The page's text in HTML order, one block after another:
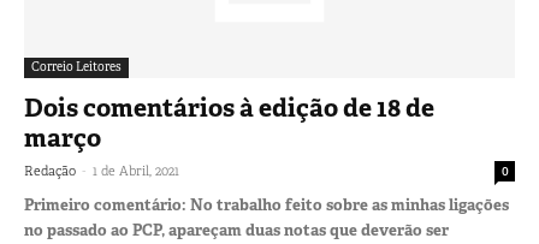
Correio Leitores
Dois comentários à edição de 18 de
março
Redação - 1 de Abril, 2021 0
Primeiro comentário: No trabalho feito sobre as minhas ligações
no passado ao PCP, apareçam duas notas que deverão ser